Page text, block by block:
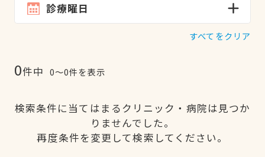
診療曜日
すべてをクリア
0件中 0〜0件を表示
検索条件に当てはまるクリニック・病院は見つか
りませんでした。
再度条件を変更して検索してください。